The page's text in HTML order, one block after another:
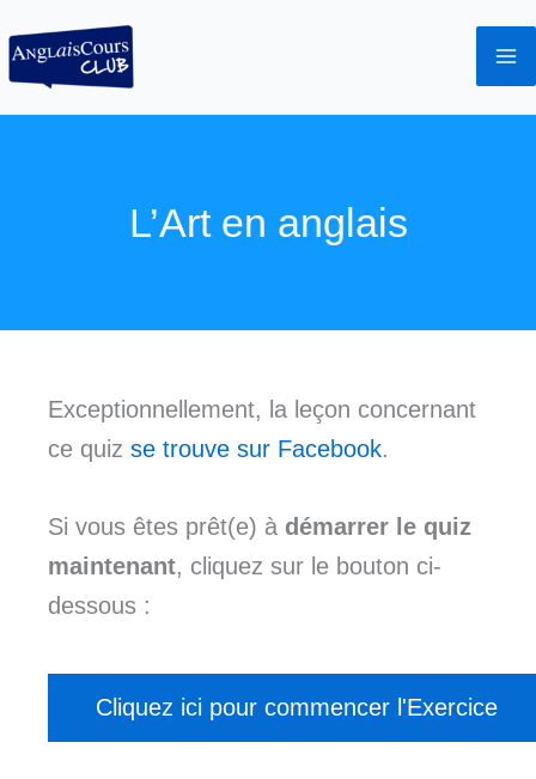
au
contenu
L’Art en anglais
Exceptionnellement, la leçon concernant
ce quiz se trouve sur Facebook.
Si vous êtes prêt(e) à démarrer le quiz
maintenant, cliquez sur le bouton ci-
dessous :